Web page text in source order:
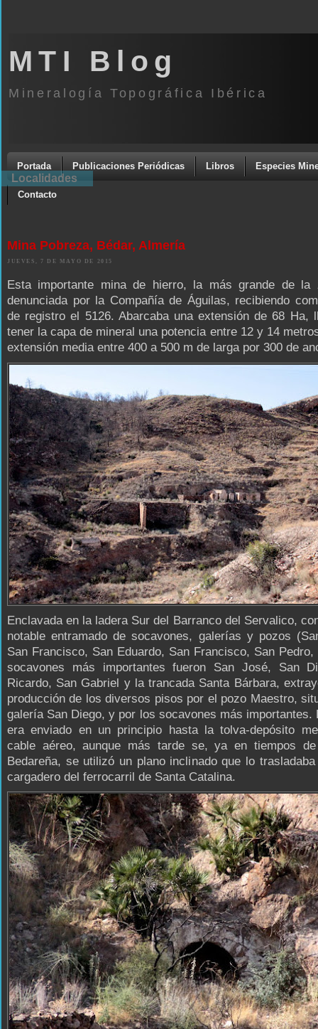
MTI Blog
Mineralogía Topográfica Ibérica
Portada Publicaciones Periódicas Libros Especies
Contacto
Mina Pobreza, Bédar, Almería
JUEVES, 7 DE MAYO DE 2015
Esta importante mina de hierro, la más grande de la
denunciada por la Compañía de Águilas, recibiendo
de registro el 5126. Abarcaba una extensión de 68 Ha,
tener la capa de mineral una potencia entre 12 y 14
extensión media entre 400 a 500 m de larga por 300 de
Enclavada en la ladera Sur del Barranco del Servalico,
notable entramado de socavones, galerías y pozos
San Francisco, San Eduardo, San Francisco, San
socavones más importantes fueron San José, San
Ricardo, San Gabriel y la trancada Santa Bárbara,
producción de los diversos pisos por el pozo Maestro,
galería San Diego, y por los socavones más importantes.
era enviado en un principio hasta la tolva-depósito
cable aéreo, aunque más tarde se, ya en tiempos
Bedareña, se utilizó un plano inclinado que lo
cargadero del ferrocarril de Santa Catalina.
Localidades